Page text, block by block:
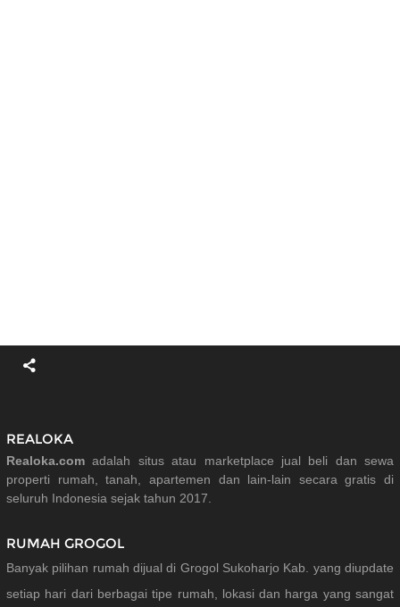
REALOKA
Realoka.com adalah situs atau marketplace jual beli dan sewa
properti rumah, tanah, apartemen dan lain-lain secara gratis di
seluruh Indonesia sejak tahun 2017.
RUMAH GROGOL
Banyak pilihan rumah dijual di Grogol Sukoharjo Kab. yang diupdate
setiap hari dari berbagai tipe rumah, lokasi dan harga yang sangat